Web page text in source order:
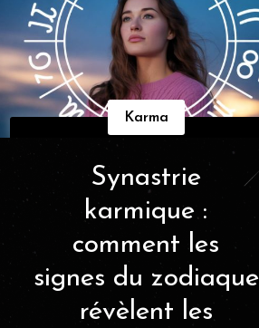
Karma
Synastrie
karmique :
comment les
signes du zodiaque
révèlent les